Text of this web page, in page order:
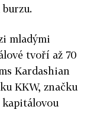
mladými
tvoří až 70
Kardashian
KKW, značku
kapitálovou